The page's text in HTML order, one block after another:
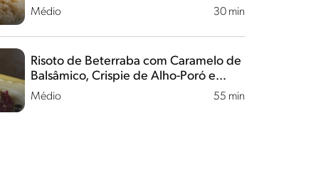
Médio 30 min
Médio 55 min
Risoto de Beterraba com Caramelo de
Balsâmico, Crispie de Alho-Poró e
Flores Comestíveis